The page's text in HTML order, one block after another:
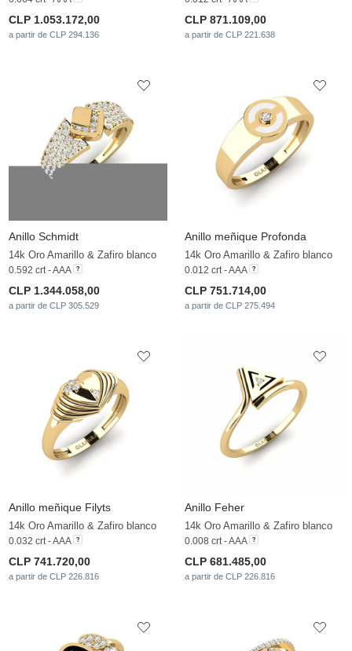
CLP 1.053.172,00
a partir de CLP 294.136
CLP 871.109,00
a partir de CLP 221.638
Anillo Schmidt
14k Oro Amarillo & Zafiro blanco
0.592 crt - AAA
CLP 1.344.058,00
a partir de CLP 305.529
Anillo meñique Profonda
14k Oro Amarillo & Zafiro blanco
0.012 crt - AAA
CLP 751.714,00
a partir de CLP 275.494
Anillo meñique Filyts
14k Oro Amarillo & Zafiro blanco
0.032 crt - AAA
CLP 741.720,00
a partir de CLP 226.816
Anillo Feher
14k Oro Amarillo & Zafiro blanco
0.008 crt - AAA
CLP 681.485,00
a partir de CLP 226.816